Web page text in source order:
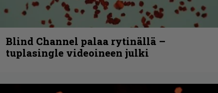
Blind Channel palaa rytinällä –
tuplasingle videoineen julki